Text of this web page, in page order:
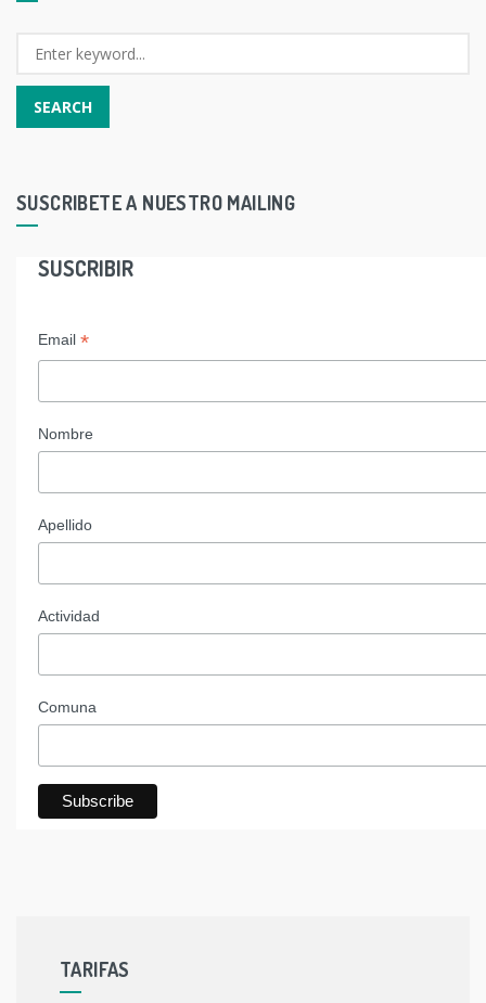
SUSCRIBETE A NUESTRO MAILING
SUSCRIBIR
Email *
Nombre
Apellido
Actividad
Comuna
TARIFAS